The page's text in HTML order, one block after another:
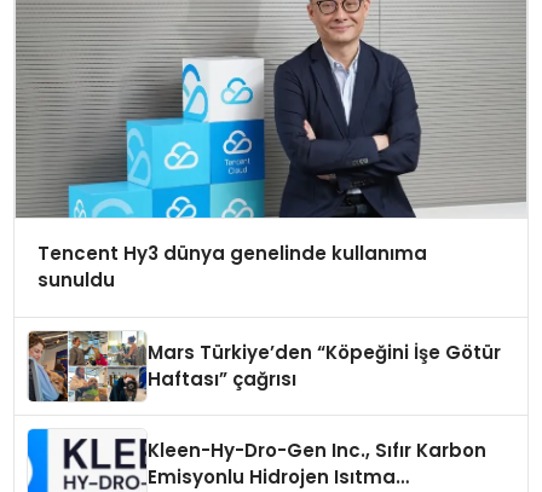
Tencent Hy3 dünya genelinde kullanıma
sunuldu
Mars Türkiye’den “Köpeğini İşe Götür
Haftası” çağrısı
Kleen-Hy-Dro-Gen Inc., Sıfır Karbon
Emisyonlu Hidrojen Isıtma